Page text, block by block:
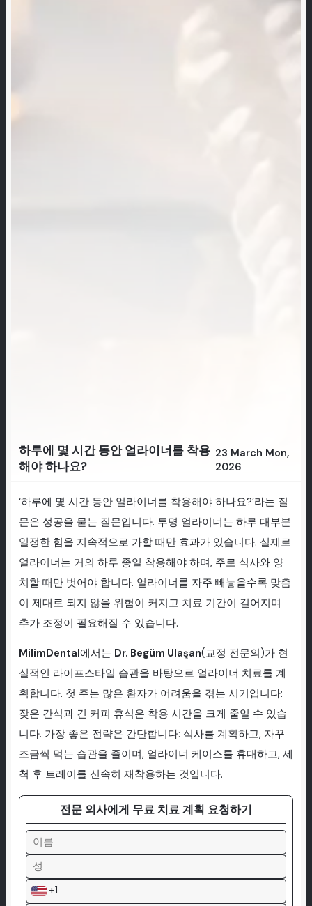
하루에 몇 시간 동안 얼라이너를 착용
해야 하나요?
23 March Mon,
2026
‘하루에 몇 시간 동안 얼라이너를 착용해야 하나요?’라는 질
문은 성공을 묻는 질문입니다. 투명 얼라이너는 하루 대부분
일정한 힘을 지속적으로 가할 때만 효과가 있습니다. 실제로
얼라이너는 거의 하루 종일 착용해야 하며, 주로 식사와 양
치할 때만 벗어야 합니다. 얼라이너를 자주 빼놓을수록 맞춤
이 제대로 되지 않을 위험이 커지고 치료 기간이 길어지며
추가 조정이 필요해질 수 있습니다.
MilimDental에서는 Dr. Begüm Ulaşan(교정 전문의)가 현
실적인 라이프스타일 습관을 바탕으로 얼라이너 치료를 계
획합니다. 첫 주는 많은 환자가 어려움을 겪는 시기입니다:
잦은 간식과 긴 커피 휴식은 착용 시간을 크게 줄일 수 있습
니다. 가장 좋은 전략은 간단합니다: 식사를 계획하고, 자꾸
조금씩 먹는 습관을 줄이며, 얼라이너 케이스를 휴대하고, 세
척 후 트레이를 신속히 재착용하는 것입니다.
전문 의사에게 무료 치료 계획 요청하기
+1